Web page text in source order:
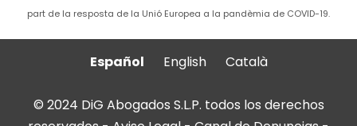
part de la resposta de la Unió Europea a la pandèmia de COVID-19.
Español English Català
© 2024 DiG Abogados S.L.P. todos los derechos